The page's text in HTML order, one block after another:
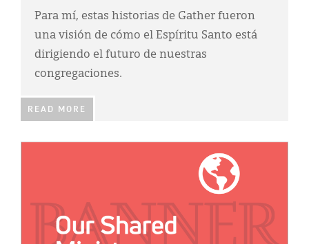
Para mí, estas historias de Gather fueron
una visión de cómo el Espíritu Santo está
dirigiendo el futuro de nuestras
congregaciones.
READ MORE